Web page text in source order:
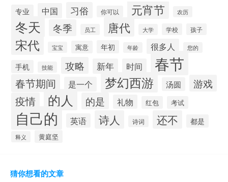
专业 中国 习俗 你可以 元宵节 农历
冬天 冬季 员工 唐代 大学 学校 孩子
宋代 宝宝 寓意 年初 年龄 很多人 您的
手机 技能 攻略 新年 时间 春节
春节期间 是一个 梦幻西游 汤圆 游戏
疫情 的人 的是 礼物 红包 考试
自己的 英语 诗人 诗词 还不 都是
释义 黄庭坚
猜你想看的文章